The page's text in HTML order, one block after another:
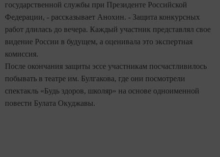
государственной службы при Президенте Российской
Федерации, - рассказывает Анохин. - Защита конкурсных
работ длилась до вечера. Каждый участник представлял свое
видение России в будущем, а оценивала это экспертная
комиссия.
После окончания защиты эссе участникам посчастливилось
побывать в театре им. Булгакова, где они посмотрели
спектакль «Будь здоров, школяр» на основе одноименной
повести Булата Окуджавы.